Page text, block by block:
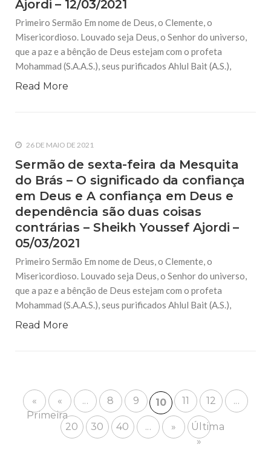
Ajordi – 12/03/2021
Primeiro Sermão Em nome de Deus, o Clemente, o
Misericordioso. Louvado seja Deus, o Senhor do universo,
que a paz e a bênção de Deus estejam com o profeta
Mohammad (S.A.A.S.), seus purificados Ahlul Bait (A.S.),
Read More
26 DE MAIO DE 2021
Sermão de sexta-feira da Mesquita
do Brás – O significado da confiança
em Deus e A confiança em Deus e
dependência são duas coisas
contrárias – Sheikh Youssef Ajordi –
05/03/2021
Primeiro Sermão Em nome de Deus, o Clemente, o
Misericordioso. Louvado seja Deus, o Senhor do universo,
que a paz e a bênção de Deus estejam com o profeta
Mohammad (S.A.A.S.), seus purificados Ahlul Bait (A.S.),
Read More
«
Primeira
« ... 8 9 10 11 12 ...
20 30 40 ... »
Última
»